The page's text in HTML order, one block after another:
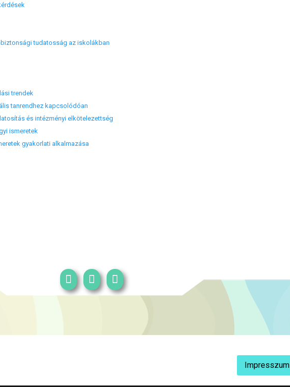
tudatosság az iskolákban
trendek
tanrendhez kapcsolódóan
és intézményi elkötelezettség
ismeretek
gyakorlati alkalmazása
Impresszum